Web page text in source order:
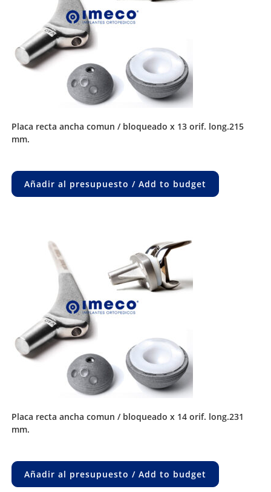
placa recta ancha comun / bloqueado x 13 orif. long.215
mm.
Añadir al presupuesto / Add to budget
placa recta ancha comun / bloqueado x 14 orif. long.231
mm.
Añadir al presupuesto / Add to budget